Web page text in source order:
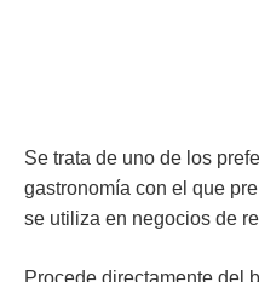
Se trata de uno de los
gastronomía con el que
se utiliza en negocios de